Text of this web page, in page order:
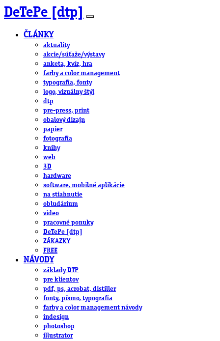
DeTePe [dtp]
ČLÁNKY
aktuality
akcie/súťaže/výstavy
anketa, kvíz, hra
farby a color management
typografia, fonty
logo, vizuálny štýl
dtp
pre-press, print
obalový dizajn
papier
fotografia
knihy
web
3D
hardware
software, mobilné aplikácie
na stiahnutie
obludárium
video
pracovné ponuky
DeTePe [dtp]
ZÁKAZKY
FREE
NÁVODY
základy DTP
pre klientov
pdf, ps, acrobat, distiller
fonty, písmo, typografia
farby a color management návody
indesign
photoshop
illustrator